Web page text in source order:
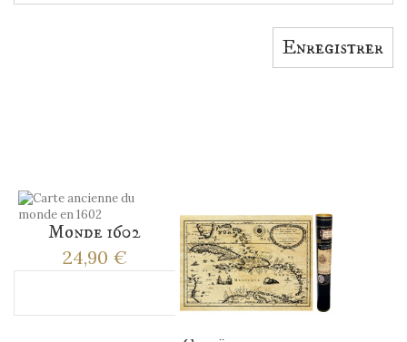
Enregistrer
Monde 1602
24,90 €